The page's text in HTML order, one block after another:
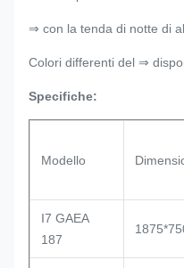
⇒ con la tenda di notte di
Colori differenti del ⇒
Specifiche:
Modello
I7 GAEA
187